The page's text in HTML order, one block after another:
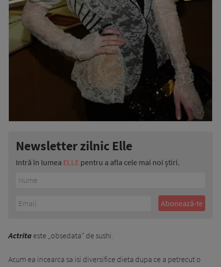
Newsletter zilnic Elle
Intră în lumea ELLE pentru a afla cele mai noi știri.
Actrita este „obsedata” de sushi.
Acum ea incearca sa isi diversifice dieta dupa ce a petrecut o